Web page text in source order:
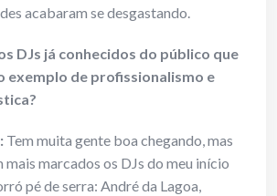
acabaram se desgastando.
DJs já conhecidos do público que
exemplo de profissionalismo e
Tem muita gente boa chegando, mas
marcados os DJs do meu início
pé de serra: André da Lagoa,